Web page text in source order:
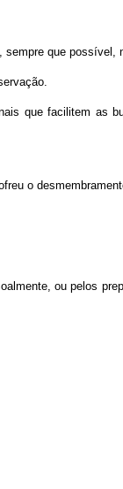
que possível,
que facilitem as
o
ou pelos